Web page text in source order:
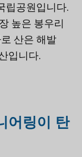
립공원입니다.
높은 봉우리
산은 해발
입니다.
어링이 탄